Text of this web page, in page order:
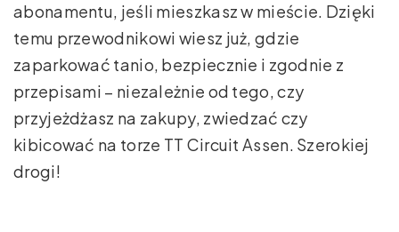
abonamentu, jeśli mieszkasz w mieście. Dzięki
temu przewodnikowi wiesz już, gdzie
zaparkować tanio, bezpiecznie i zgodnie z
przepisami – niezależnie od tego, czy
przyjeżdżasz na zakupy, zwiedzać czy
kibicować na torze TT Circuit Assen. Szerokiej
drogi!